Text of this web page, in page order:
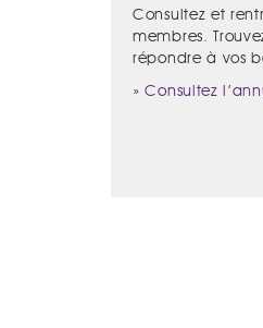
Consultez et
membres.
répondre à vos
» Consultez